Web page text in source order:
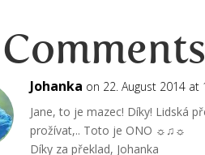
Johanka on 22. August 2014 at
Jane, to je mazec! Díky! Lidská
prožívat,.. Toto je ONO ☼♫☼
Díky za překlad, Johanka